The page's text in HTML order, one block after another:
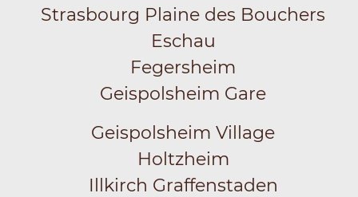
Strasbourg Plaine des Bouchers
Eschau
Fegersheim
Geispolsheim Gare
Geispolsheim Village
Holtzheim
Illkirch Graffenstaden